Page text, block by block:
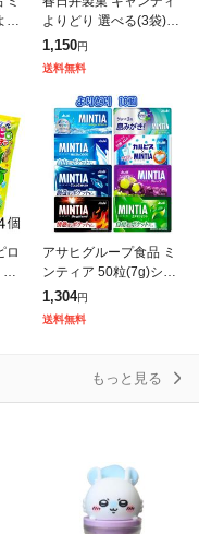
/
よりどり 選べる(3袋)ミ
ルクの国 黒あめ 黒飴
塩あめ 塩飴 kasugai か
すがい 飴 あめ おや
1,150円
送料無料
ロ
味
アサヒグループ食品 ミ
ンティア 50粒(7g)シリ
ーズ よりどり10個 (送
料無料)(ポストA)ミンテ
ィア/選べる/よりどり/
1,304円
送料無料
もっと見る